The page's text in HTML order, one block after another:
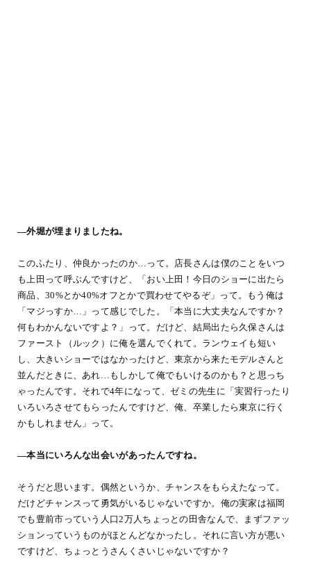
―外堀が埋まりましたね。
このふたり、仲良かったのか…って。店長さんは僕のことをいつ
も上田って呼ぶんですけど、「おい上田！今日のショーに出たら
商品、30%とか40%オフとかで買わせてやるぞ」って。もう俺は
「マジっすか…」って感じでした。「本当に大丈夫なんですか？
何もわかんないですよ？」って。だけど、結局出たら久保さんは
ファースト（ルック）に俺を選んでくれて。ランウェイも短い
し、大きいショーではなかったけど、東京から来たモデルさんと
並んだときに、あれ…もしかして俺でもいけるのかも？と思っち
ゃったんです。それで4年になって、ゼミの先生に「実習行ったり
いろいろさせてもらったんですけど、俺、卒業したら東京に行く
かもしれません」って。
―本当にいろんな出会いがあったんですね。
そうだと思います。偶然というか、チャンスをもらえたなって。
だけどチャンスって勇気がいるじゃないですか。俺の実家は福岡
でも豊前市っていう人口2万人ちょっとの田舎なんで、まずファッ
ションっていうものがほとんどなかったし。それに言い方が悪い
ですけど、ちょっとうさんくさいじゃないですか？